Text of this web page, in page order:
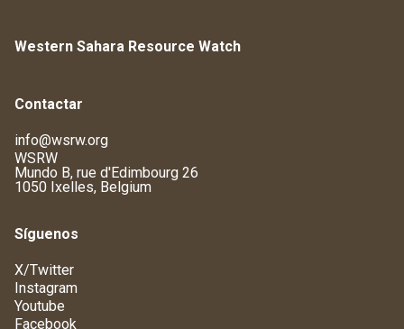
Western Sahara Resource Watch
Contactar
info@wsrw.org
WSRW
Mundo B, rue d'Edimbourg 26
1050 Ixelles, Belgium
Síguenos
X/Twitter
Instagram
Youtube
Facebook